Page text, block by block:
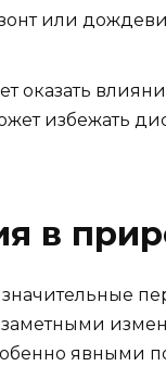
или
оказать
избежать
в
заметными
явными